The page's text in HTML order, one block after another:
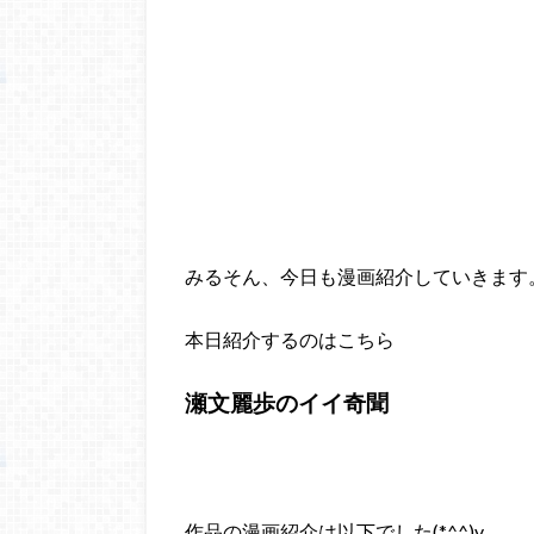
みるそん、今日も漫画紹介していきます
本日紹介するのはこちら
瀬文麗歩のイイ奇聞